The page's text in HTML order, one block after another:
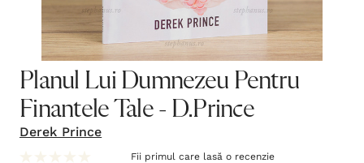
Planul Lui Dumnezeu Pentru
Finantele Tale - D.Prince
Derek Prince
Fii primul care lasă o recenzie